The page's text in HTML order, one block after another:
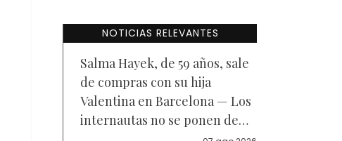
NOTICIAS RELEVANTES
Salma Hayek, de 59 años, sale
de compras con su hija
Valentina en Barcelona — Los
internautas no se ponen de